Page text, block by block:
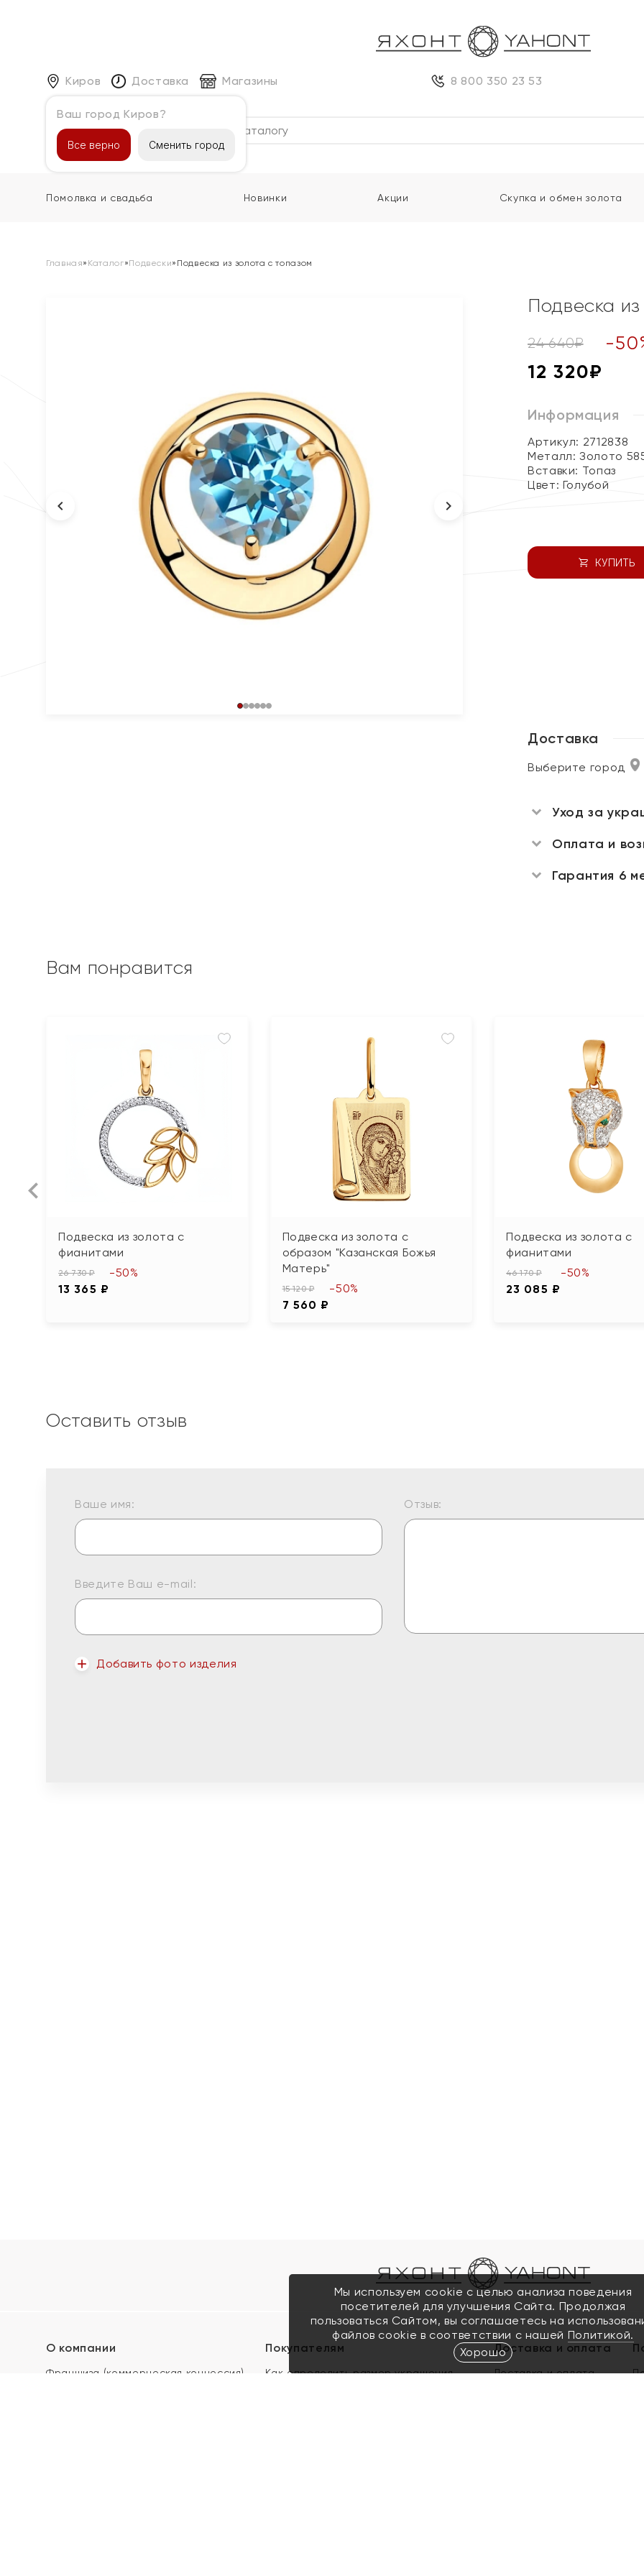
Киров
Ваш город Киров?
Все верно Сменить город
Доставка Магазины 8 800 350 23 53
Каталог
Помолвка и свадьба Новинки Акции Скупка и обмен золота
Главная» Каталог»Подвески» Подвеска из золота с топазом
Подвеска
24 640₽ -50
12 320₽
Информация
Артикул: 2712838
Металл:Золото
Вставки: Топаз
Цвет: Голубой
КУПИТЬ
Доставка
Выберите город
Уход за
Оплата и
Гарантия 6
Вам понравится
Подвеска из золота с
фианитами
26 730 ₽
13 365 ₽
-50%
Подвеска из золота с
образом "Казанская Божья
Матерь"
15 120 ₽
7 560 ₽
-50%
Подвеска из золота с
фианитами
46 170 ₽
23 085 ₽
-50%
Оставить отзыв
Ваше имя:
Введите Ваш e-mail:
Добавить фото изделия
Отзыв:
О компании
Франшиза (коммерческая концессия)
Покупателям
Как определить размер украшения
Доставка и оплата
Доставка и оплата
Мы используем cookie с целью анализа поведения
посетителей для улучшения Сайта. Продолжая
пользоваться Сайтом, вы соглашаетесь на
файлов cookie в соответствии с нашей Политикой.
Хорошо